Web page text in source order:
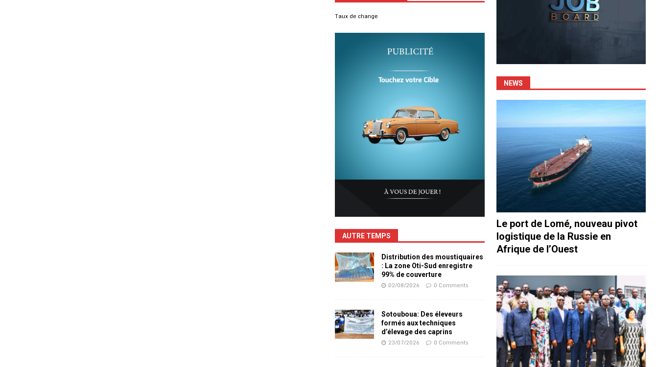
Taux de change
AUTRE TEMPS
Distribution des moustiquaires
: La zone Oti-Sud enregistre
99% de couverture
02/08/2026 0 Comments
Sotouboua: Des éleveurs
formés aux techniques
d’élevage des caprins
23/07/2026 0 Comments
NEWS
Le port de Lomé, nouveau pivot
logistique de la Russie en
Afrique de l’Ouest